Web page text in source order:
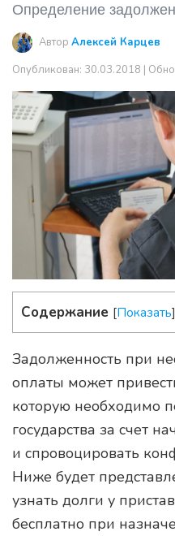
Определение
Автор Алексей Карцев
Опубликован: 30.03.2018 |
Содержание [Показать]
Задолженность при
оплаты может
которую необходимо
государства за счет
и спровоцировать
Ниже будет
узнать долги у
бесплатно при